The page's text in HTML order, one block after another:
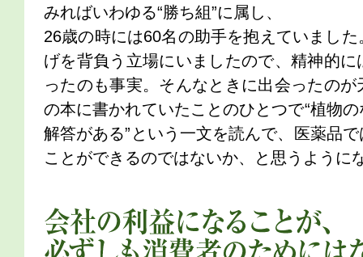
みればいわゆる“勝ち組”に属し、
26歳の時には60名の助手を抱えていまし
げを背負う立場にいましたので、精神的
ったのも事実。そんなときに出会ったの
の本に書かれていたことのひとつで“植物
解答がある”という一文を読んで、医薬品
ことができるのではないか、と思うように